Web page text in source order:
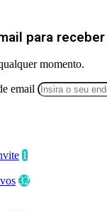
para
momento.
email
1
32